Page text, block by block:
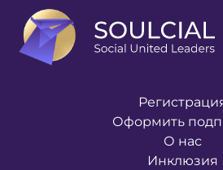
Оформить
О нас
Инклюзия